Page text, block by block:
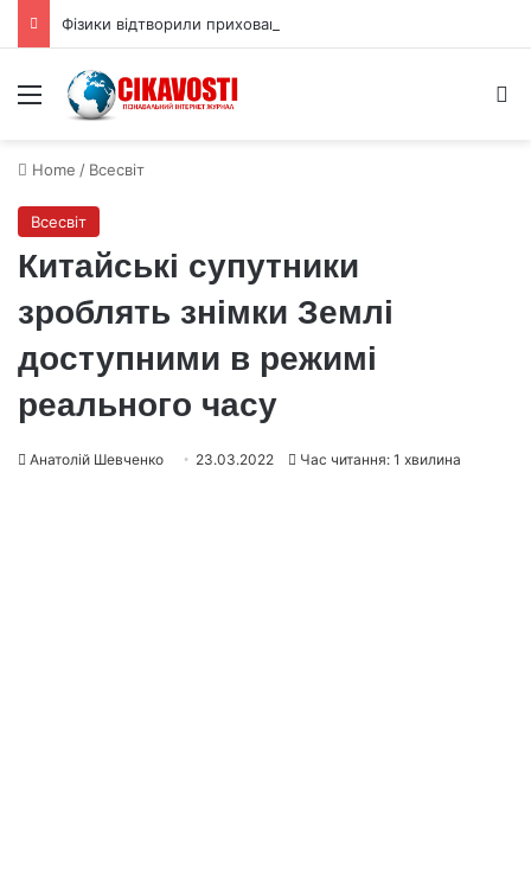
Menu
Home / Всесвіт
Всесвіт
Китайські супутники
зроблять знімки Землі
доступними в режимі
реального часу
Анатолій Шевченко 23.03.2022 Час читання: 1 хвилина